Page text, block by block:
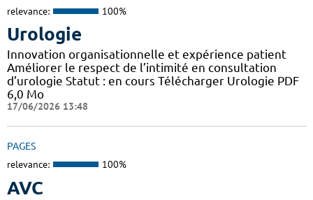
relevance: 100%
Urologie
Innovation organisationnelle et expérience patient
Améliorer le respect de l’intimité en consultation
d’urologie Statut : en cours Télécharger Urologie PDF
6,0 Mo
17/06/2026 13:48
PAGES
relevance: 100%
AVC